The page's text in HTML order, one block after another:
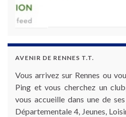
AVENIR DE RENNES T.T.
Vous arrivez sur Rennes ou
Ping et vous cherchez un
vous accueille dans une de
Départementale 4, Jeunes,